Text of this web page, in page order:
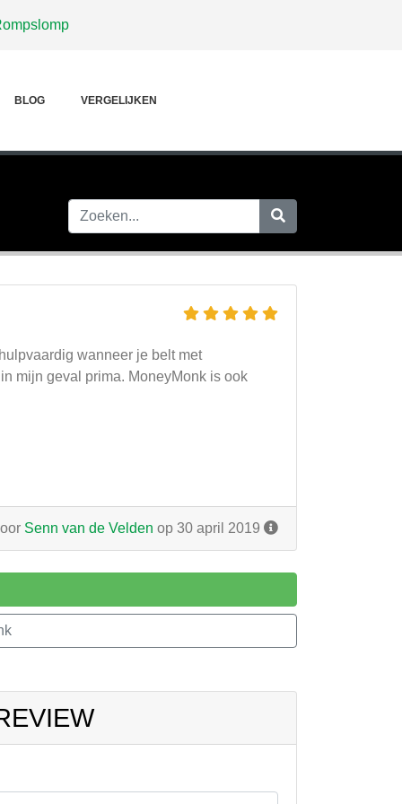
BLOG VERGELIJKEN
wanneer je belt met
mijn geval prima. MoneyMonk is ook
Senn van de Velden op 30 april 2019